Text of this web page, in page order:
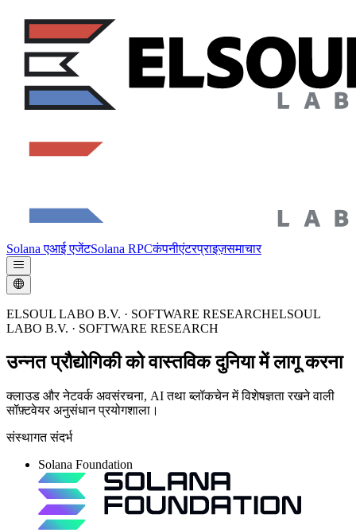
Solana एआई एजेंटSolana RPCकंपनीएंटरप्राइज़समाचार
ELSOUL LABO B.V. · SOFTWARE RESEARCHELSOUL
LABO B.V. · SOFTWARE RESEARCH
उन्नत प्रौद्योगिकी को वास्तविक दुनिया में लागू करना
क्लाउड और नेटवर्क अवसंरचना, AI तथा ब्लॉकचेन में विशेषज्ञता रखने वाली
सॉफ़्टवेयर अनुसंधान प्रयोगशाला।
संस्थागत संदर्भ
Solana Foundation